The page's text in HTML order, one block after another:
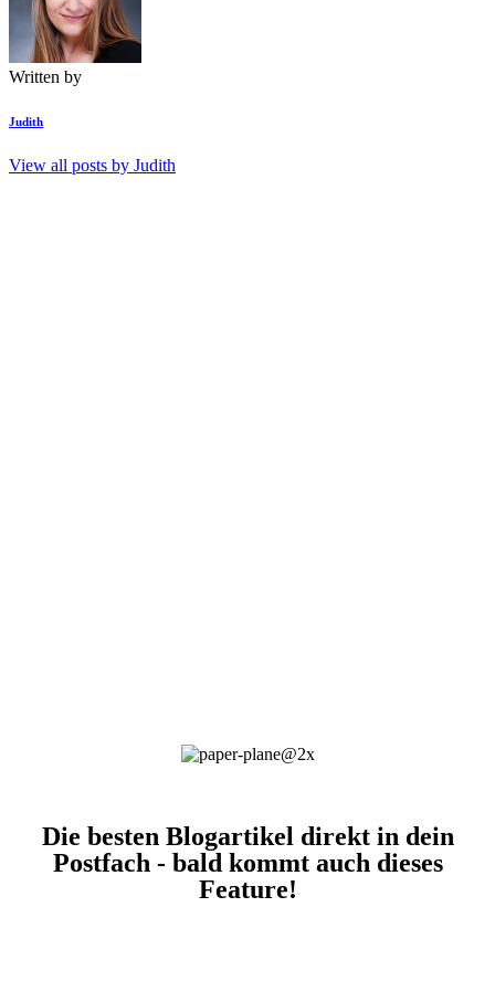
Written by
Judith
View all posts by Judith
Die besten Blogartikel direkt in dein
Postfach - bald kommt auch dieses
Feature!